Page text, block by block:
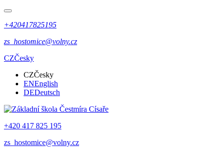
+420417825195
zs_hostomice@volny.cz
CZČesky
CZČesky
ENEnglish
DEDeutsch
+420 417 825 195
zs_hostomice@volny.cz